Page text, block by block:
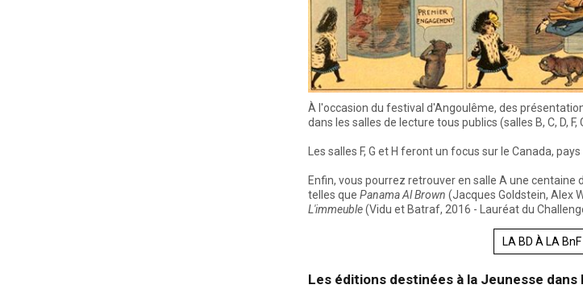
À l'occasion du festival d'Angoulême, des
dans les salles de lecture tous publics (salles B, C, D, F,
Les salles F, G et H feront un focus sur le Canada,
Enfin, vous pourrez retrouver en salle A une centaine
telles que Panama Al Brown (Jacques Goldstein, Alex
L'immeuble(Vidu et Batraf, 2016 - Lauréat du
LA BD À LA BnF
Les éditions destinées à la Jeunesse dans